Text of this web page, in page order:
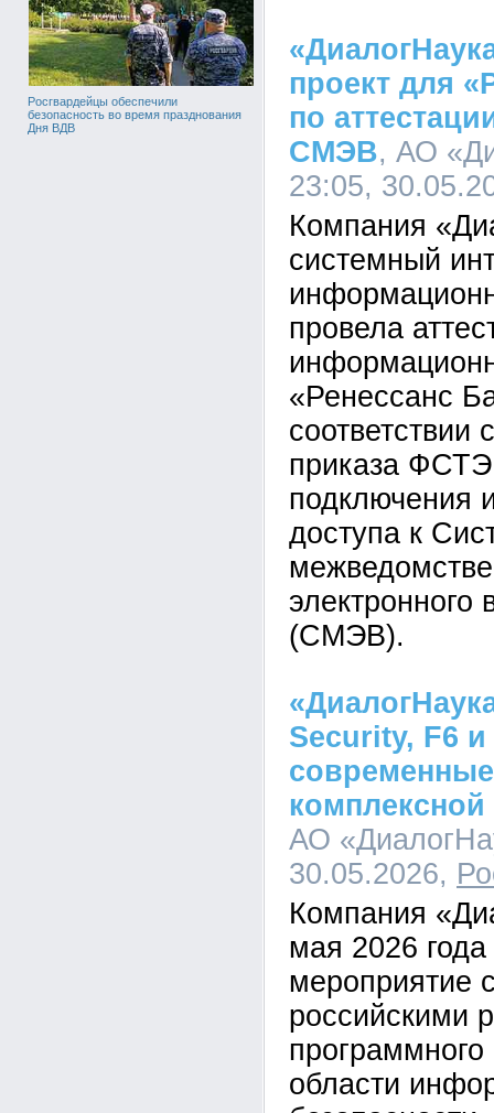
Росгвардейцы обеспечили
безопасность во время празднования
Дня ВДВ
проект для
по
СМЭВ, АО
23:05,
Компания
системный
провела
«Ренессанс
соответствии
приказа
подключения
доступа к
электронного
(СМЭВ).
Security, F6
АО
30.05.2026,
Компания
мая 2026
мероприятие
российскими
области